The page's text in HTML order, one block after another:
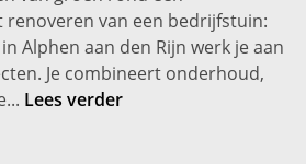
van een bedrijfstuin:
Alphen aan den Rijn werk je aan
Je combineert onderhoud,
Lees verder